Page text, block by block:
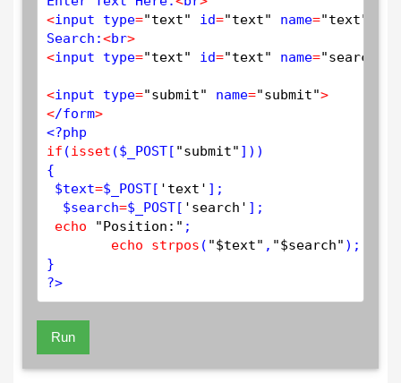
<input type="text" id="text" name="text"
Search:<br>
<input type="text" id="text" name="search"
<input type="submit" name="submit">
</form>
<?php
if (isset ($ _POST[ "submit" ]))
{
$text=$ _POST[ 'text' ];
$search=$ _POST[ 'search' ];
echo
"Position:" ;
echo
strpos ( "$text" , "$search" );
?>
Run